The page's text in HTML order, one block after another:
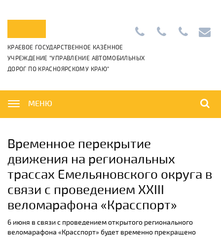
КРАЕВОЕ ГОСУДАРСТВЕННОЕ КАЗЁННОЕ
УЧРЕЖДЕНИЕ "УПРАВЛЕНИЕ АВТОМОБИЛЬНЫХ
ДОРОГ ПО КРАСНОЯРСКОМУ КРАЮ"
+7
42-
01
42-
МЕНЮ
Временное перекрытие
движения на региональных
трассах Емельяновского округа в
связи с проведением XХIII
веломарафона «Красспорт»
6 июня в связи с проведением открытого регионального
веломарафона «Красспорт» будет временно прекращено